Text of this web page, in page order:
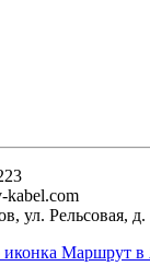
kabel.com
, ул. Рельсовая, д.
Маршрут в